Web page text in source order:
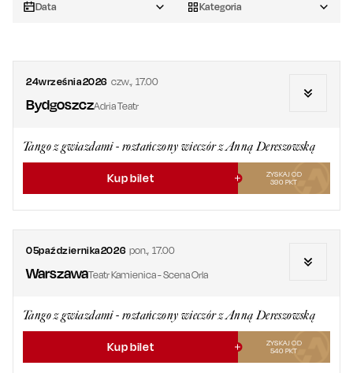
Data Kategoria
24września2026 czw., 17.00
BydgoszczAdria Teatr
Tango z gwiazdami - roztańczony wieczór z Anną Dereszowską
Kup bilet
ZYSKAJ OD
390 PKT
05października2026 pon.,17.00
WarszawaTeatr Kamienica - Scena Orla
Tango z gwiazdami - roztańczony wieczór z Anną Dereszowską
Kup bilet
ZYSKAJ OD
540 PKT